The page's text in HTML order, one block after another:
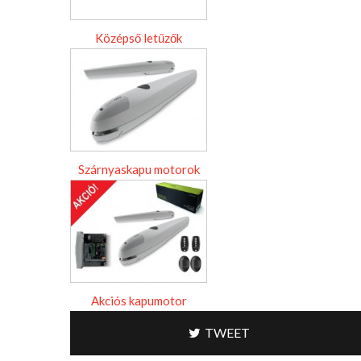
Középső letűzők
Szárnyaskapu motorok
Akciós kapumotor
TWEET